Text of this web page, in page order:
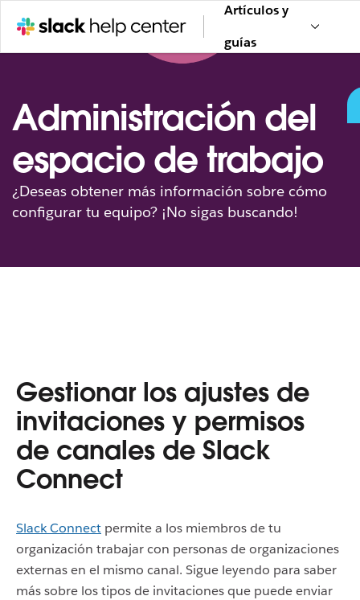
Artículos y
guías
Administración del
espacio de trabajo
¿Deseas obtener más información sobre cómo
configurar tu equipo? ¡No sigas buscando!
Gestionar los ajustes de
invitaciones y permisos
de canales de Slack
Connect
Slack Connect permite a los miembros de tu
organización trabajar con personas de organizaciones
externas en el mismo canal. Sigue leyendo para saber
más sobre los tipos de invitaciones que puede enviar